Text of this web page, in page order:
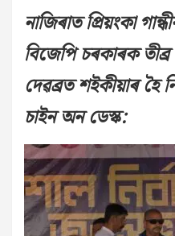
নাজিৰাত প্ৰিয়ংকা
বিজেপি চৰকাৰক
দেৱব্ৰত শইকীয়াৰ হৈ
চাইন অন ডেস্ক: